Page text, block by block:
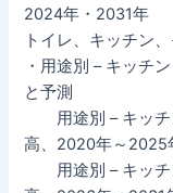
2024年・2031年
トイレ、キッチン
・用途別 – キッチ
と予測
用途別 – キッチ
高、2020年～2025
用途別 – キッチ